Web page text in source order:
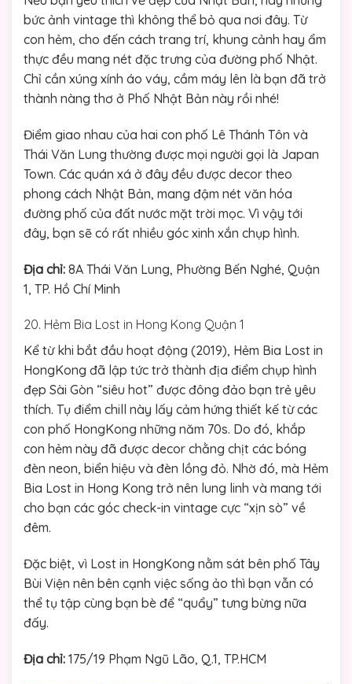
bức ảnh vintage thì không thể bỏ qua nơi đây. Từ
con hẻm, cho đến cách trang trí, khung cảnh hay ẩm
thực đều mang nét đặc trưng của đường phố Nhật.
Chỉ cần xúng xính áo váy, cầm máy lên là bạn đã trở
thành nàng thơ ở Phố Nhật Bản này rồi nhé!
Điểm giao nhau của hai con phố Lê Thánh Tôn và
Thái Văn Lung thường được mọi người gọi là Japan
Town. Các quán xá ở đây đều được decor theo
phong cách Nhật Bản, mang đậm nét văn hóa
đường phố của đất nước mặt trời mọc. Vì vậy tới
đây, bạn sẽ có rất nhiều góc xinh xắn chụp hình.
Địa chỉ: 8A Thái Văn Lung, Phường Bến Nghé, Quận
1, TP. Hồ Chí Minh
20. Hẻm Bia Lost in Hong Kong Quận 1
Kể từ khi bắt đầu hoạt động (2019), Hẻm Bia Lost in
HongKong đã lập tức trở thành địa điểm chụp hình
đẹp Sài Gòn “siêu hot” được đông đảo bạn trẻ yêu
thích. Tụ điểm chill này lấy cảm hứng thiết kế từ các
con phố HongKong những năm 70s. Do đó, khắp
con hẻm này đã được decor chằng chịt các bóng
đèn neon, biển hiệu và đèn lồng đỏ. Nhờ đó, mà Hẻm
Bia Lost in Hong Kong trở nên lung linh và mang tới
cho bạn các góc check-in vintage cực “xịn sò” về
đêm.
Đặc biệt, vì Lost in HongKong nằm sát bên phố Tây
Bùi Viện nên bên cạnh việc sống ảo thì bạn vẫn có
thể tụ tập cùng bạn bè để “quẩy” tưng bừng nữa
đấy.
Địa chỉ: 175/19 Phạm Ngũ Lão, Q.1, TP.HCM